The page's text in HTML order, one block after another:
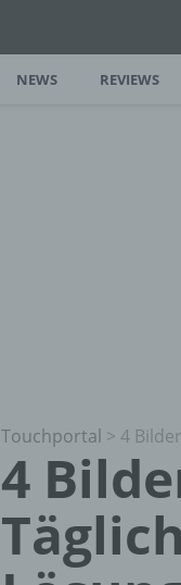
NEWS REVIEWS
Touchportal > 4
4